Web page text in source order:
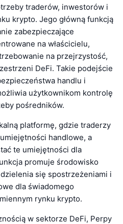
traderów, inwestorów i
krypto. Jego główną funkcją
zabezpieczające
na właścicielu,
na przejrzystość,
DeFi. Takie podejście
handlu i
użytkownikom kontrolę
pośredników.
platformę, gdzie traderzy
handlowe, a
te umiejętności dla
promuje środowisko
się spostrzeżeniami i
dla świadomego
rynku krypto.
w sektorze DeFi, Perpy